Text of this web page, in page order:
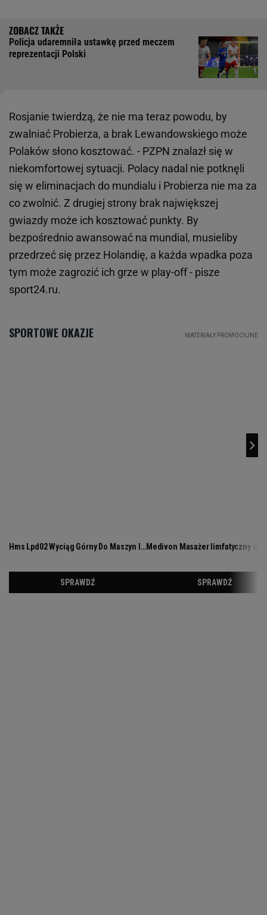
Policja udaremniła ustawkę przed meczem
reprezentacji Polski
Rosjanie twierdzą, że nie ma teraz powodu, by
zwalniać Probierza, a brak Lewandowskiego może
Polaków słono kosztować. - PZPN znalazł się w
niekomfortowej sytuacji. Polacy nadal nie potknęli
się w eliminacjach do mundialu i Probierza nie ma za
co zwolnić. Z drugiej strony brak największej
gwiazdy może ich kosztować punkty. By
bezpośrednio awansować na mundial, musieliby
przedrzeć się przez Holandię, a każda wpadka poza
tym może zagrozić ich grze w play-off - pisze
sport24.ru.